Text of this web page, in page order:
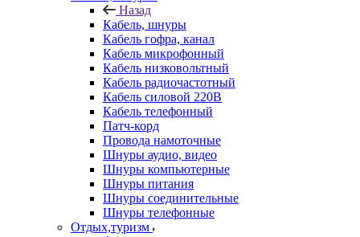
Назад
Кабель, шнуры
Кабель гофра, канал
Кабель микрофонный
Кабель низковольтный
Кабель радиочастотный
Кабель силовой 220В
Кабель телефонный
Патч-корд
Провода намоточные
Шнуры аудио, видео
Шнуры компьютерные
Шнуры питания
Шнуры соединительные
Шнуры телефонные
Отдых,туризм